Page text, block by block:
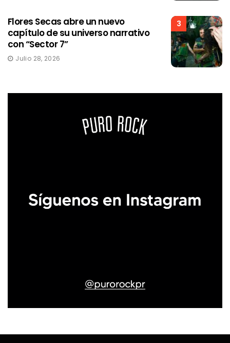
3
Flores Secas abre un nuevo
capítulo de su universo narrativo
con “Sector 7”
Julio 28, 2026